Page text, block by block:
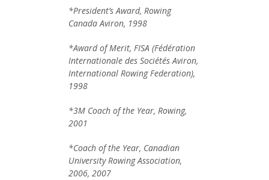
*President’s Award, Rowing
Canada Aviron, 1998
*Award of Merit, FISA (Fédération
Internationale des Sociétés Aviron,
International Rowing Federation),
1998
*3M Coach of the Year, Rowing,
2001
*Coach of the Year, Canadian
University Rowing Association,
2006, 2007